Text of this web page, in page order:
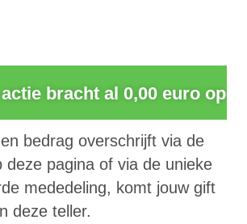
bracht al 0,00 euro op
bedrag overschrijft via de
deze pagina of via de unieke
mededeling, komt jouw gift
deze teller.